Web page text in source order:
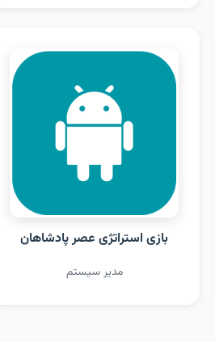
بازی استراتژی عصر پادشاهان
مدیر سیستم